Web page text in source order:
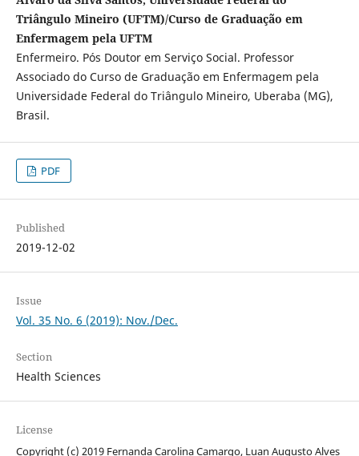
Triângulo Mineiro (UFTM)/Curso de Graduação em
Enfermagem pela UFTM
Enfermeiro. Pós Doutor em Serviço Social. Professor
Associado do Curso de Graduação em Enfermagem pela
Universidade Federal do Triângulo Mineiro, Uberaba (MG),
Brasil.
PDF
Published
2019-12-02
Issue
Vol. 35 No. 6 (2019): Nov./Dec.
Section
Health Sciences
License
Copyright (c) 2019 Fernanda Carolina Camargo, Luan Augusto Alves